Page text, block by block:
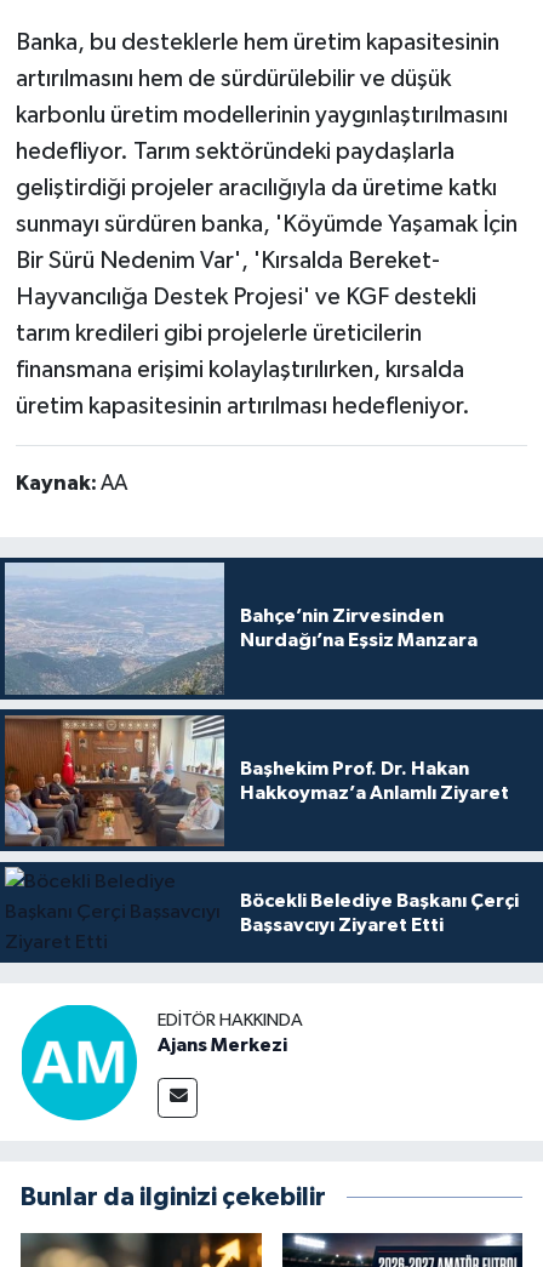
Banka, bu desteklerle hem üretim kapasitesinin
artırılmasını hem de sürdürülebilir ve düşük
karbonlu üretim modellerinin yaygınlaştırılmasını
hedefliyor. Tarım sektöründeki paydaşlarla
geliştirdiği projeler aracılığıyla da üretime katkı
sunmayı sürdüren banka, 'Köyümde Yaşamak İçin
Bir Sürü Nedenim Var', 'Kırsalda Bereket-
Hayvancılığa Destek Projesi' ve KGF destekli
tarım kredileri gibi projelerle üreticilerin
finansmana erişimi kolaylaştırılırken, kırsalda
üretim kapasitesinin artırılması hedefleniyor.
Kaynak: AA
Bahçe’nin Zirvesinden
Nurdağı’na Eşsiz Manzara
Başhekim Prof. Dr. Hakan
Hakkoymaz’a Anlamlı Ziyaret
Böcekli Belediye Başkanı Çerçi
Başsavcıyı Ziyaret Etti
EDITÖR HAKKINDA
Ajans Merkezi
Bunlar da ilginizi çekebilir